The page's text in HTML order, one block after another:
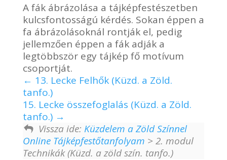
A fák ábrázolása a tájképfestészetben
kulcsfontosságú kérdés. Sokan éppen a
fa ábrázolásoknál rontják el, pedig
jellemzően éppen a fák adják a
legtöbbször egy tájkép fő motívum
csoportját.
13. Lecke Felhők (Küzd. a Zöld.
tanfo.)
15. Lecke összefoglalás (Küzd. a Zöld.
tanfo.)
Vissza ide: Küzdelem a Zöld Színnel
Online Tájképfestőtanfolyam > 2. modul
Technikák (Küzd. a zöld szín. tanfo.)